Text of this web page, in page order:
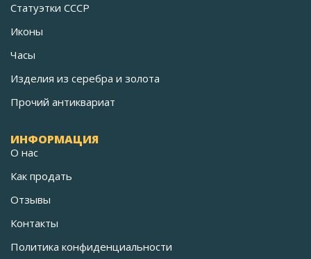
Статуэтки СССР
Иконы
Часы
Изделия из серебра и золота
Прочий антиквариат
ИНФОРМАЦИЯ
О нас
Как продать
Отзывы
Контакты
Политика конфиденциальности